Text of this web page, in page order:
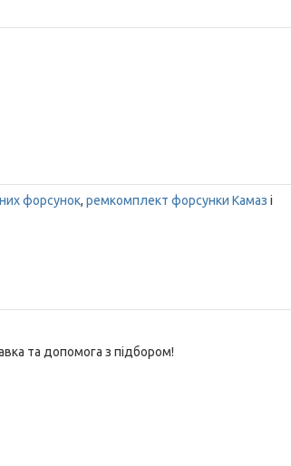
форсунок, ремкомплект форсунки Камаз і
та допомога з підбором!